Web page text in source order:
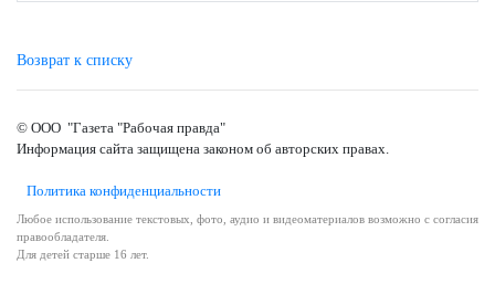
Возврат к списку
© ООО "Газета "Рабочая правда"
Информация сайта защищена законом об авторских правах.
Политика конфиденциальности
Любое использование текстовых, фото, аудио и видеоматериалов возможно с согласия
правообладателя.
Для детей старше 16 лет.